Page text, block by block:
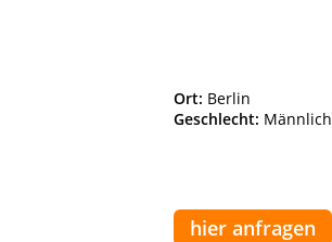
Ort: Berlin
Geschlecht: Männlich
hier anfragen